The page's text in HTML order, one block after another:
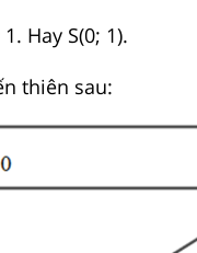
Hay S(0; 1).
thiên sau: